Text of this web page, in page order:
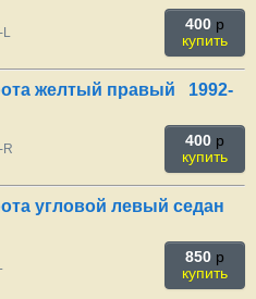
L
400 p
купить
желтый правый 1992-
R
400 p
купить
угловой левый седан
850 p
купить